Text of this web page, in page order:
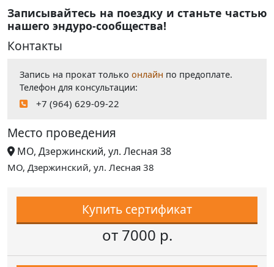
Записывайтесь на поездку и станьте частью
нашего эндуро-сообщества!
Контакты
Запись на прокат только онлайн по предоплате.
Телефон для консультации:
+7 (964) 629-09-22
Место проведения
МО, Дзержинский, ул. Лесная 38
МО, Дзержинский, ул. Лесная 38
Купить сертификат
от 7000 р.